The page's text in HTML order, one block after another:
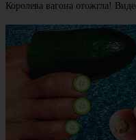
Королева вагона отожгла!